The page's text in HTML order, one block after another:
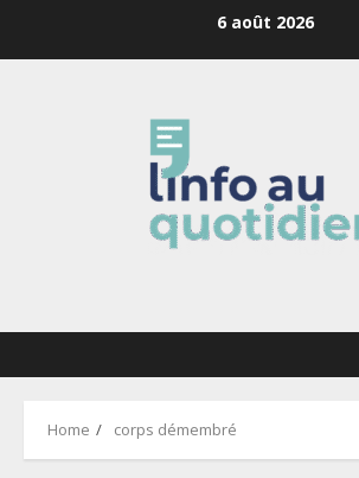
6 août 2026
Home corps démembré